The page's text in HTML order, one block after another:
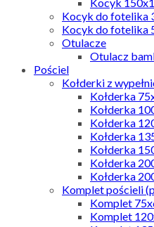
Kocyk do fotelika
Kocyk do fotelika
Otulacze
Otulacz
Pościel
Kołderki z
Kołderka
Kołderka
Kołderka
Kołderka
Kołderka
Kołderka
Kołderka
Komplet pościeli
Komplet
Komplet